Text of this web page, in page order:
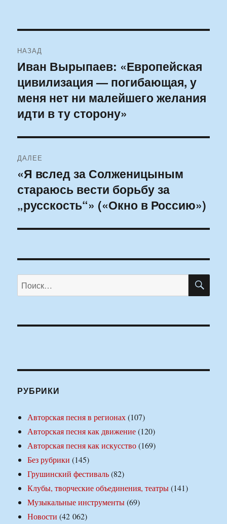
по
записям
НАЗАД
Предыдущая
запись:
Иван Вырыпаев: «Европейская
цивилизация — погибающая, у
меня нет ни малейшего желания
идти в ту сторону»
ДАЛЕЕ
Следующая
запись:
«Я вслед за Солженицыным
стараюсь вести борьбу за
„русскость“» («Окно в Россию»)
Искать:
РУБРИКИ
Авторская песня в регионах(107)
Авторская песня как движение(120)
Авторская песня как искусство(169)
Без рубрики (145)
Грушинский фестиваль(82)
Клубы, творческие объединения, театры(141)
Музыкальные инструменты(69)
Новости (42 062)